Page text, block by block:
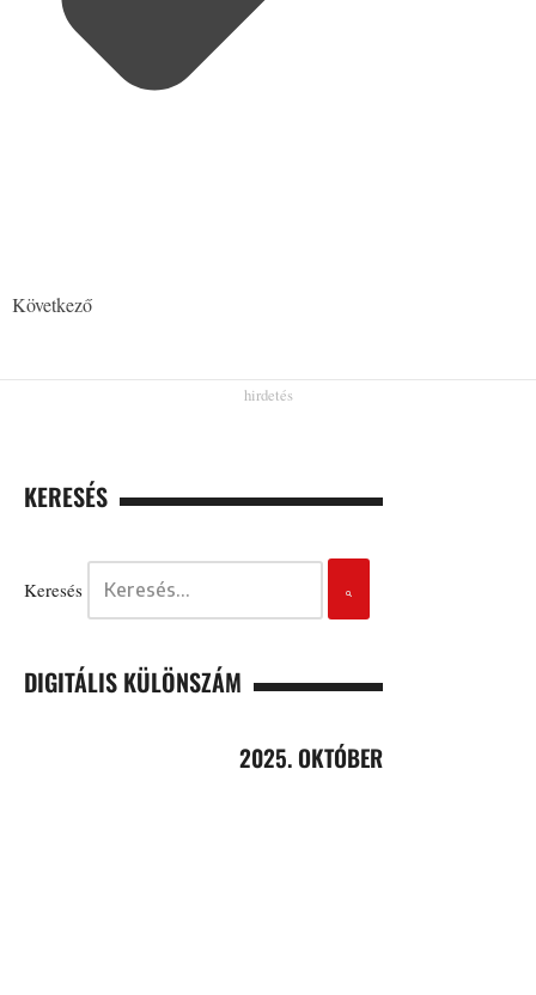
Következő
KERESÉS
Keresés
DIGITÁLIS KÜLÖNSZÁM
2025. OKTÓBER